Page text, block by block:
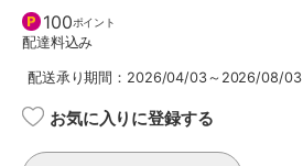
100ポイント
配達料込み
配送承り期間：2026/04/03～2026/08/03
お気に入りに登録する